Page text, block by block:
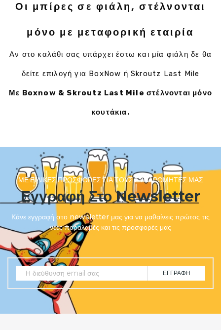
Οι μπίρες σε φιάλη, στέλνονται
μόνο με μεταφορική εταιρία
Αν στο καλάθι σας υπάρχει έστω και μία φιάλη δε θα
δείτε επιλογή για BoxNow ή Skroutz Last Mile
Με Boxnow & Skroutz Last Mile στέλνονται μόνο
κουτάκια.
ΜΕ ΕΙΔΙΚΈΣ ΠΡΟΣΦΟΡΈΣ ΓΙΑ ΤΟΥΣ ΣΥΝΔΡΟΜΗΤΈΣ ΜΑΣ
Εγγραφή Στο Newsletter
Κάνε εγγραφή στο newsletter μας για να μαθαίνεις πρώτος τις
νέες παραλαβές και τις προσφορές μας
ΕΓΓΡΑΦΉ